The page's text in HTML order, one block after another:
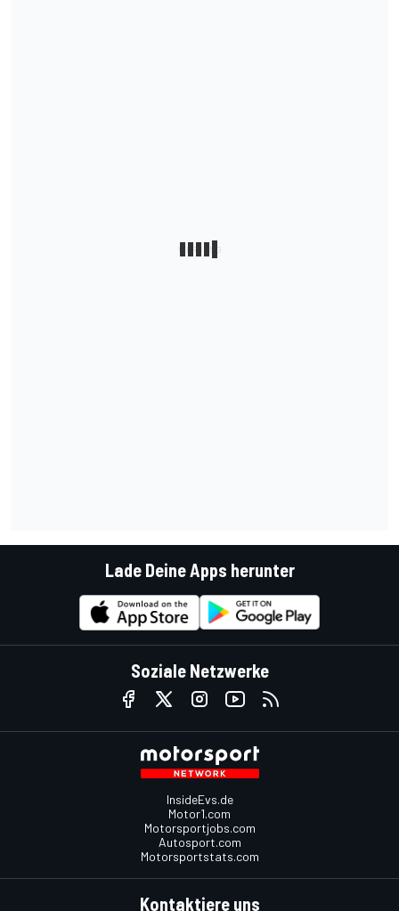
Lade Deine Apps herunter
Soziale Netzwerke
InsideEvs.de
Motor1.com
Motorsportjobs.com
Autosport.com
Motorsportstats.com
Kontaktiere uns